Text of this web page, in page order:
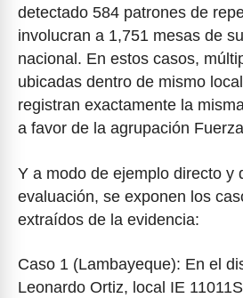
detectado 584 patrones de
involucran a 1,751 mesas de
nacional. En estos casos,
ubicadas dentro de mismo
registran exactamente la
a favor de la agrupación
Y a modo de ejemplo directo y
evaluación, se exponen los
extraídos de la evidencia:
Caso 1 (Lambayeque): En el
Leonardo Ortiz, local IE